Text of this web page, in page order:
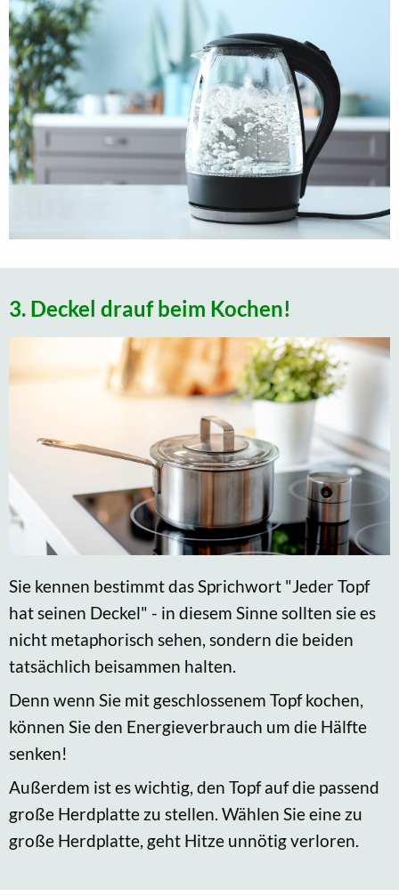
3. Deckel drauf beim Kochen!
Sie kennen bestimmt das Sprichwort "Jeder Topf
hat seinen Deckel" - in diesem Sinne sollten sie es
nicht metaphorisch sehen, sondern die beiden
tatsächlich beisammen halten.
Denn wenn Sie mit geschlossenem Topf kochen,
können Sie den Energieverbrauch um die Hälfte
senken!
Außerdem ist es wichtig, den Topf auf die passend
große Herdplatte zu stellen. Wählen Sie eine zu
große Herdplatte, geht Hitze unnötig verloren.